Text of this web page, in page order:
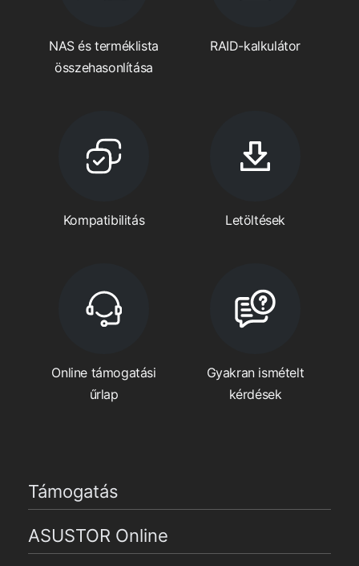
NAS és terméklista
összehasonlítása
RAID-kalkulátor
Kompatibilitás Letöltések
Online támogatási
űrlap
Gyakran ismételt
kérdések
Támogatás
ASUSTOR Online